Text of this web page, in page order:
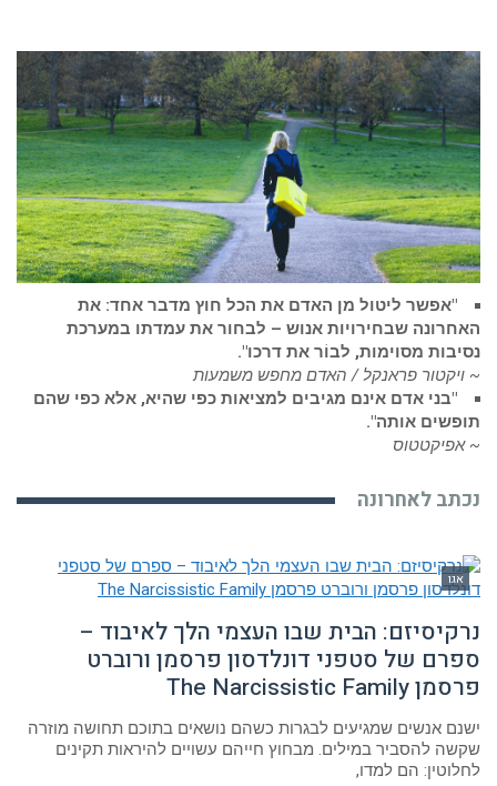
"אפשר ליטול מן האדם את הכל חוץ מדבר אחד: את
האחרונה שבחירויות אנוש – לבחור את עמדתו במערכת
נסיבות מסוימות, לבוֹר את דרכו".
~ ויקטור פראנקל / האדם מחפש משמעות
"בני אדם אינם מגיבים למציאות כפי שהיא, אלא כפי שהם
תופשים אותה".
~ אפיקטטוס
נכתב לאחרונה
אגו
נרקיסיזם: הבית שבו העצמי הלך לאיבוד –
ספרם של סטפני דונלדסון פרסמן ורוברט
פרסמן The Narcissistic Family
ישנם אנשים שמגיעים לבגרות כשהם נושאים בתוכם תחושה מוזרה
שקשה להסביר במילים. מבחוץ חייהם עשויים להיראות תקינים
לחלוטין: הם למדו,